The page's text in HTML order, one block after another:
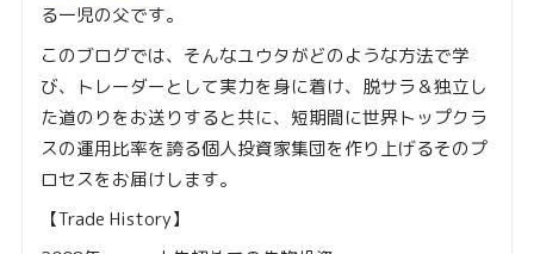
る一児の父です。
このブログでは、そんなユウタがどのような方法で学
び、トレーダーとして実力を身に着け、脱サラ＆独立し
た道のりをお送りすると共に、短期間に世界トップクラ
スの運用比率を誇る個人投資家集団を作り上げるそのプ
ロセスをお届けします。
【Trade History】